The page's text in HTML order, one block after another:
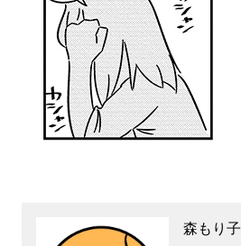
森もり子